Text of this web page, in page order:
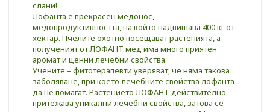
слани!
Лофанта е прекрасен медонос,
медопродуктивността, на който надвишава 400 кг от
хектар. Пчелите охотно посещават растенията, а
полученият от ЛОФАНТ мед има много приятен
аромат и ценни лечебни свойства.
Учените – фитотерапевти уверяват, че няма такова
заболяване, при което лечебните свойства лофанта
да не помагат. Растението ЛОФАНТ действително
притежава уникални лечебни свойства, затова се